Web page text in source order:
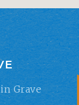
Grave